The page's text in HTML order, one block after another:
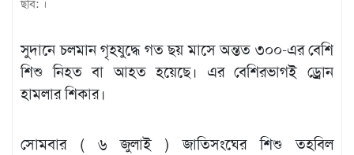
বিনোদন
এক্সক্লুসিভ
শিক্ষাঙ্গন
অর্থনীতি
মতামত
ছবি: ।
সুদানে চলমান গৃহযুদ্ধে গত ছয় মাসে অন্তত ৩০০-এর বেশি
শিশু নিহত বা আহত হয়েছে। এর বেশিরভাগই ড্রোন
হামলার শিকার।
সোমবার ( ৬ জুলাই ) জাতিসংঘের শিশু তহবিল